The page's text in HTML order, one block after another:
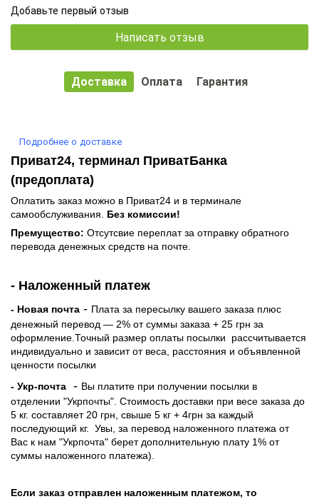
Добавьте первый отзыв
Написать отзыв
Доставка Оплата Гарантия
Подробнее о доставке
Приват24, терминал ПриватБанка
(предоплата)
Оплатить заказ можно в Приват24 и в терминале
самообслуживания. Без комиссии!
Премущество: Отсутсвие переплат за отправку обратного
перевода денежных средств на почте.
- Наложенный платеж
- Новая почта - Плата за пересылку вашего заказа плюс
денежный перевод — 2% от суммы заказа + 25 грн за
оформление.Точный размер оплаты посылки рассчитывается
индивидуально и зависит от веса, расстояния и объявленной
ценности посылки
- Укр-почта
- Вы платите при получении посылки в
отделении "Укрпочты". Стоимость доставки при весе заказа до
5 кг. составляет 20 грн, свыше 5 кг + 4грн за каждый
последующий кг. Увы, за перевод наложенного платежа от
Вас к нам "Укрпочта" берет дополнительную плату 1% от
суммы наложенного платежа).
Если заказ отправлен наложенным платежом, то